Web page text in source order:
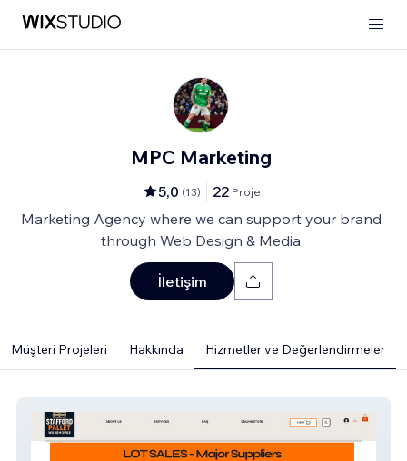
MPC Marketing
5,0 (13) 22 Proje
Marketing Agency where we can support your brand
through Web Design & Media
İletişim
Müşteri Projeleri Hakkında Hizmetler ve Değerlendirmeler